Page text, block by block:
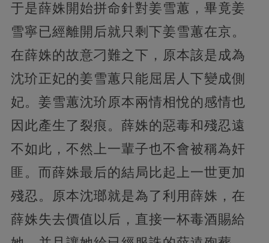
于是薛姝開始拼命針對姜雪蕙，畢竟姜
雪寧已經離開后就只剩下姜雪蕙在京。
在薛姝的故意刁難之下，原本該是成為
沈玠正妃的姜雪蕙只能屈居人下變成側
妃。姜雪蕙沈玠原本兩情相悅的感情也
因此產生了裂痕。薛姝的惡毒和殘忍遠
不如此，不然上一輩子也不會被稱為奸
匪。而薛姝最后的結局比起上一世更加
殘忍。原本沈瑯就是為了利用薛姝，在
薛姝失去價值以后，直接一杯毒酒賜給